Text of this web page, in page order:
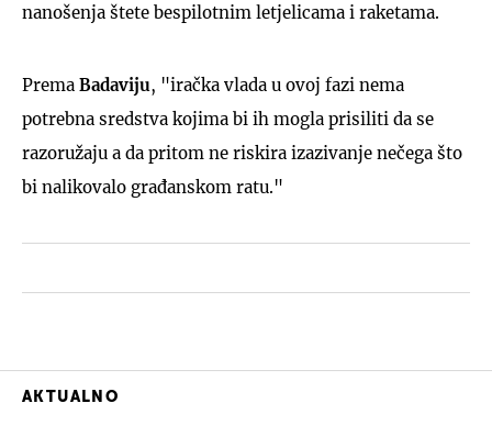
nanošenja štete bespilotnim letjelicama i raketama.
Prema Badaviju, "iračka vlada u ovoj fazi nema
potrebna sredstva kojima bi ih mogla prisiliti da se
razoružaju a da pritom ne riskira izazivanje nečega što
bi nalikovalo građanskom ratu."
AKTUALNO